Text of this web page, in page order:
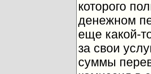
которого
денежном
еще какой-
за свои
суммы